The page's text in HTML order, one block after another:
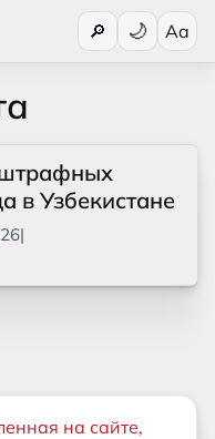
🔎 Aa
штрафных
в Узбекистане
|
на сайте,